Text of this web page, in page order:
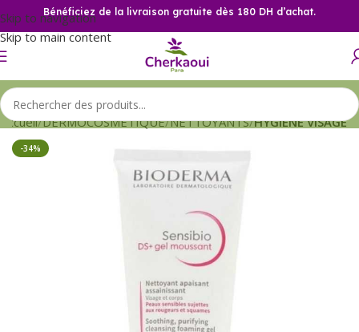
Skip to navigation
Skip to main content
Bénéficiez de la livraison gratuite dès 180 DH d’achat.
Accueil DERMOCOSMETIQUE NETTOYANTS HYGIENE VISAGE
-34%